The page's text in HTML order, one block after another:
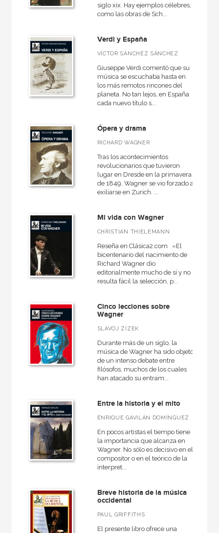
siglo xix. Hay ejemplos célebres,
como las obras de Sch...
Verdi y España
VÍCTOR SÁNCHEZ SÁNCHEZ
Giuseppe Verdi comentó que su
música se escuchaba hasta en
los más remotos rincones del
planeta. No tan lejos, en España
cada nuevo título s...
Ópera y drama
RICHARD WAGNER
Tras los acontecimientos
revolucionarios que tuvieron
lugar en Dresde en la primavera
de 1849, Wagner se vio forzado a
exiliarse en Zurich. ...
Mi vida con Wagner
CHRISTIAN THIELEMANN
Reseña en Clásica2.com «El
bicentenario del nacimiento de
Richard Wagner dio
editorialmente mucho de sí y no
resulta fácil la selección, p...
Cinco lecciones sobre
Wagner
SLAVOJ ZIZEK
Durante más de un siglo, la
música de Wagner ha sido objeto
de un intenso debate entre
filósofos, muchos de los cuales
han atacado su entram...
Entre la historia y el mito
ENRIQUE GAVILÁN DOMÍNGUEZ
En pocos artistas el tiempo tiene
la importancia que alcanza en
Wagner. No sólo es decisivo en el
compositor o en el teórico de la
interpret...
Breve historia de la música
occidental
PAUL GRIFFITHS
El presente libro ofrece una